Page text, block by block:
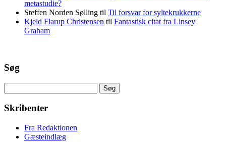
metastudie?
Steffen Norden Sølling til Til forsvar for syltekrukkerne
Kjeld Flarup Christensen til Fantastisk citat fra Linsey
Graham
Søg
efter:
Skribenter
Fra Redaktionen
Gæsteindlæg